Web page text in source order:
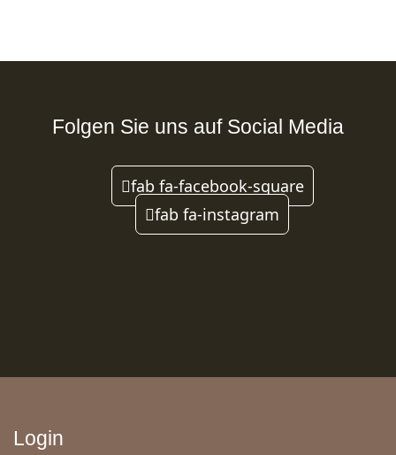
Folgen Sie uns auf Social Media
fab fa-facebook-square
fab fa-instagram
Login